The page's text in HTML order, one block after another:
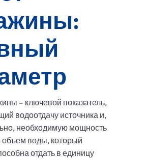
– ключевой показатель,
водоотдачу источника и,
необходимую мощность
объем воды, который
отдать в единицу